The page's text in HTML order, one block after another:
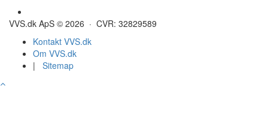
VVS.dk ApS © 2026 · CVR: 32829589
Kontakt VVS.dk
Om VVS.dk
| Sitemap